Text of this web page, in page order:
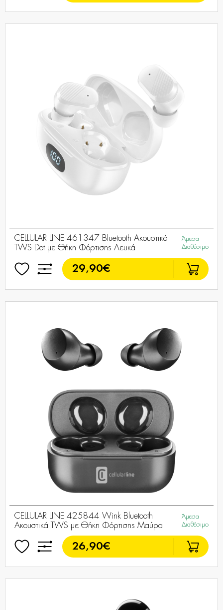
CELLULAR LINE 461347 Bluetooth Ακουστικά
TWS Dot με Θήκη Φόρτισης Λευκά
Άμεσα
Διαθέσιμο
29,90€
CELLULAR LINE 425844 Wink Bluetooth
Ακουστικά TWS με Θήκη Φόρτισης Μαύρα
Άμεσα
Διαθέσιμο
26,90€